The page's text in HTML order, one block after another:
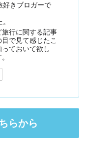
好きブロガーで
行に関する記事
で見て感じたこ
ておいて欲し
らから